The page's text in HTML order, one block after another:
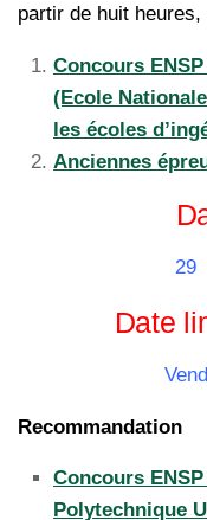
partir de huit heures,
Concours
(Ecole
les écoles
Anciennes
29
Date
Recommandation
Concours
Polytechnique